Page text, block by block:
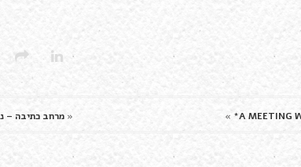
« מרחב כתיבה – »